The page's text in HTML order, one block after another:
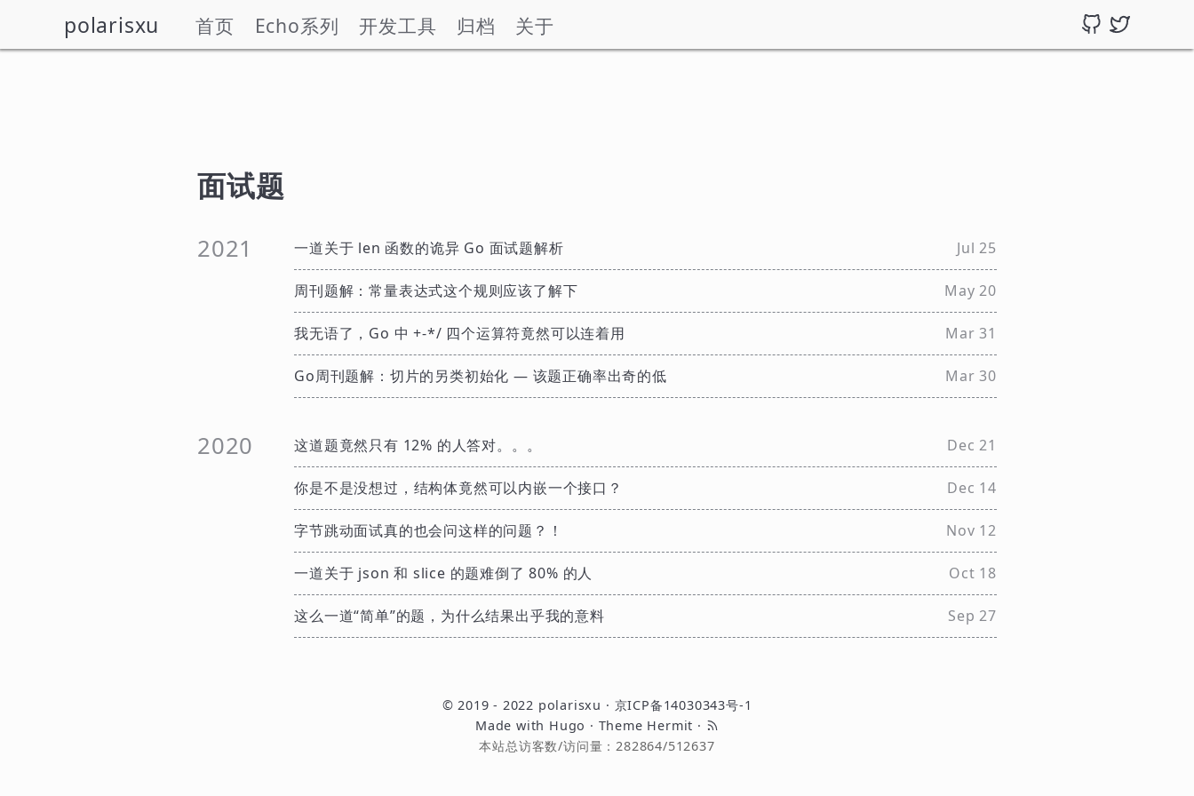
polarisxu 首页 Echo系列 开发工具 归档 关于
面试题
2021 一道关于 len 函数的诡异 Go 面试题解析 Jul 25
周刊题解：常量表达式这个规则应该了解下 May 20
我无语了，Go 中 +-*/ 四个运算符竟然可以连着用 Mar 31
Go周刊题解：切片的另类初始化 — 该题正确率出奇的低 Mar 30
2020 这道题竟然只有 12% 的人答对。。。 Dec 21
你是不是没想过，结构体竟然可以内嵌一个接口？ Dec 14
字节跳动面试真的也会问这样的问题？！ Nov 12
一道关于 json 和 slice 的题难倒了 80% 的人 Oct 18
这么一道“简单”的题，为什么结果出乎我的意料 Sep 27
© 2019 - 2022 polarisxu · 京ICP备14030343号-1
Made with Hugo · Theme Hermit ·
本站总访客数/访问量：282864/512637